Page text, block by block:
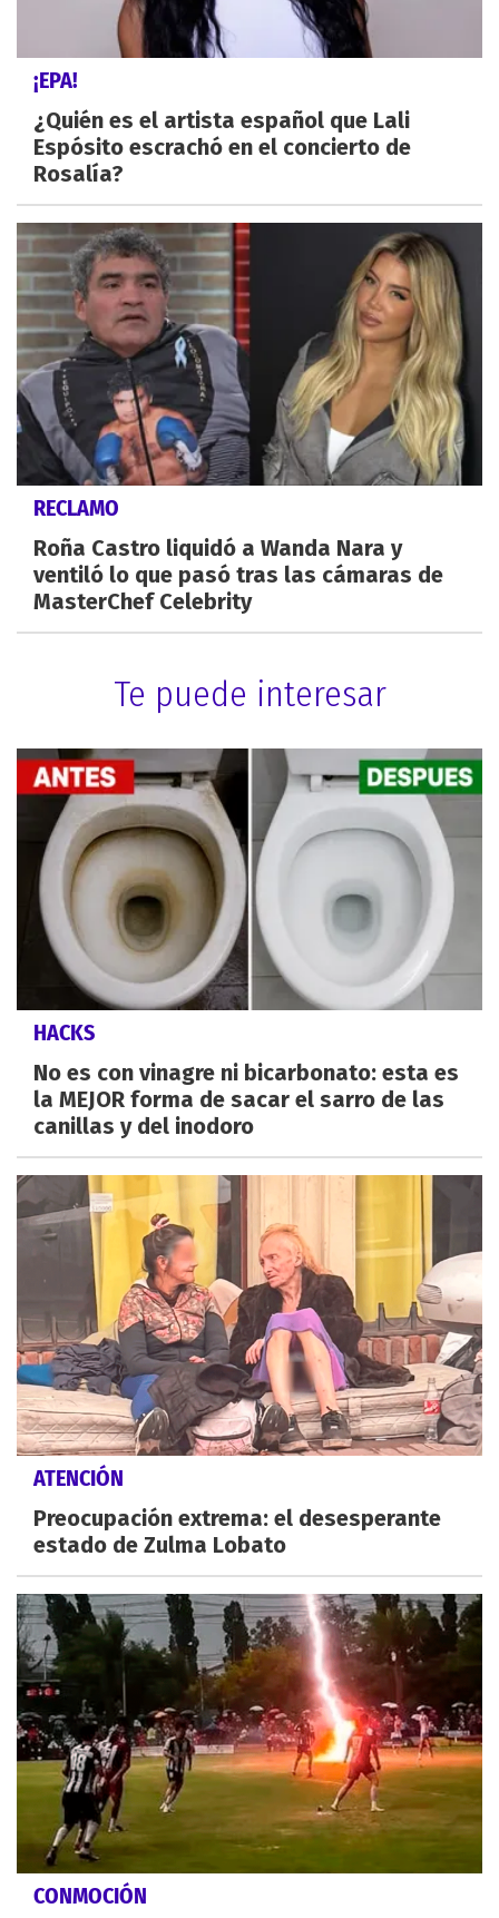
¡EPA!
¿Quién es el artista español que Lali
Espósito escrachó en el concierto de
Rosalía?
RECLAMO
Roña Castro liquidó a Wanda Nara y
ventiló lo que pasó tras las cámaras de
MasterChef Celebrity
Te puede interesar
HACKS
No es con vinagre ni bicarbonato: esta es
la MEJOR forma de sacar el sarro de las
canillas y del inodoro
ATENCIÓN
Preocupación extrema: el desesperante
estado de Zulma Lobato
CONMOCIÓN